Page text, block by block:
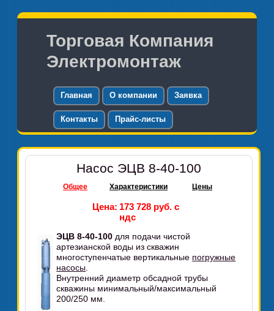
Торговая Компания
Электромонтаж
Главная О компании Заявка
Контакты Прайс-листы
Насос ЭЦВ 8-40-100
Общее Характеристики Цены
Цена: 173 728 руб. с
ндс
ЭЦВ 8-40-100 для подачи чистой
артезианской воды из скважин
многоступенчатые вертикальные погружные
насосы
Внутренний диаметр обсадной трубы
скважины минимальный/максимальный
200/250 мм.